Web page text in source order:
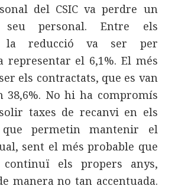
del CSIC va perdre un
seu personal. Entre els
la reducció va ser per
representar el 6,1%. El més
els contractats, que es van
No hi ha compromís
taxes de recanvi en els
que permetin mantenir el
sent el més probable que
els propers anys,
manera no tan accentuada.